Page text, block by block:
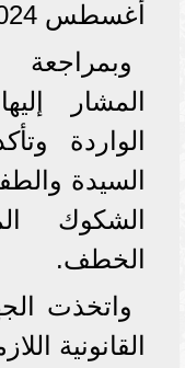
أغسطس 2024.
المشار
الواردة
السيدة
الشكوك
الخطف.
واتخذت
القانونية